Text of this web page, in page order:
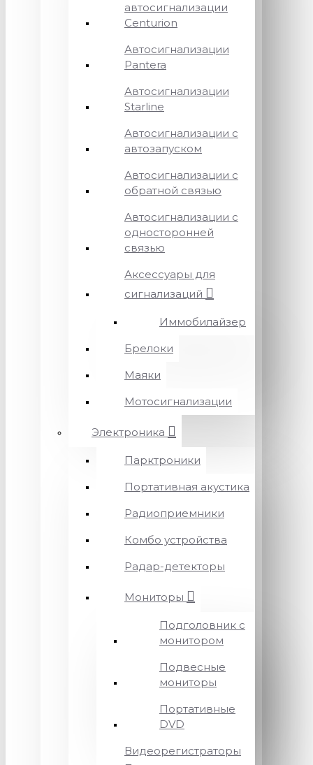
автосигнализации
Centurion
Автосигнализации
Pantera
Автосигнализации
Starline
Автосигнализации с
автозапуском
Автосигнализации с
обратной связью
Автосигнализации с
односторонней
связью
Аксессуары для
сигнализаций
Иммобилайзер
Брелоки
Маяки
Мотосигнализации
Электроника
Парктроники
Портативная акустика
Радиоприемники
Комбо устройства
Радар-детекторы
Мониторы
Подголовник с
монитором
Подвесные
мониторы
Портативные
DVD
Видеорегистраторы